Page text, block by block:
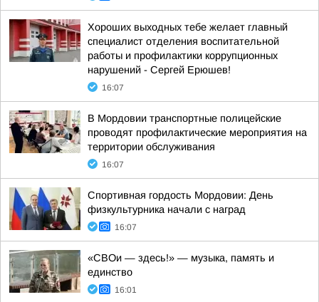
Хороших выходных тебе желает главный
специалист отделения воспитательной
работы и профилактики коррупционных
нарушений - Сергей Ерюшев!
16:07
В Мордовии транспортные полицейские
проводят профилактические мероприятия на
территории обслуживания
16:07
Спортивная гордость Мордовии: День
физкультурника начали с наград
16:07
«СВОи — здесь!» — музыка, память и
единство
16:01